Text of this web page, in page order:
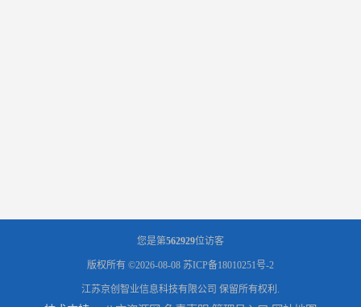
您是第562929位访客
版权所有 ©2026-08-08 苏ICP备18010251号-2
江苏京创智业信息科技有限公司 保留所有权利.